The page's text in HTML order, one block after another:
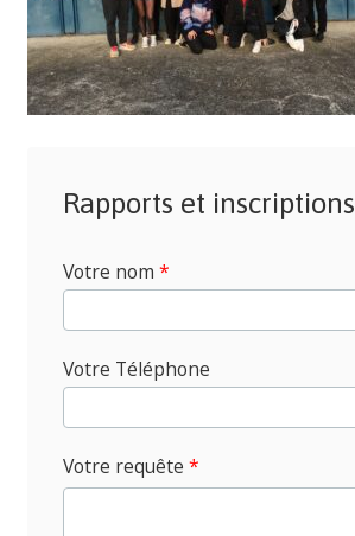
Rapports et inscriptions
Votre nom *
Votre Téléphone
Votre requête *